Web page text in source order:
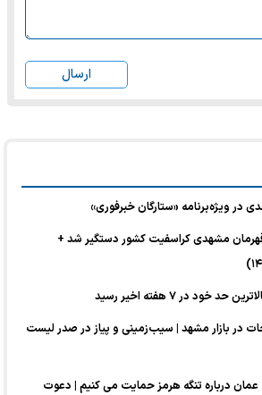
ارسال
در ویژه‌برنامه «ستارگان خبرفوری»
مشهدی کراسفیت کشور دستگیر شد +
در ۷ هفته اخیر رسید
در بازار مشهد | سیب‌زمینی و پیاز در صدر لیست
عمان درباره تنگه هرمز حمایت می کنیم | دعوت